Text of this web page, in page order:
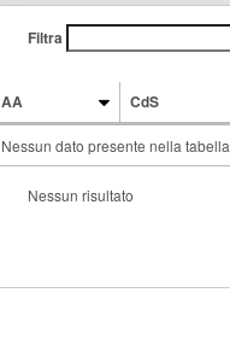
Filtra
AA CdS
Nessun dato presente nella tabella
Nessun risultato